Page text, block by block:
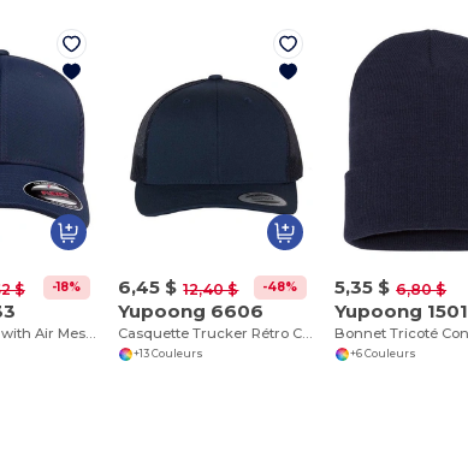
$ -18%
Ultrafiber Cap with Air Mesh Sides
6,45 $ 12,40 $ -48%
Yupoong 6606
+13 Couleurs
5,35 $ 6,80 $
Yupoong 1501
+6 Couleurs